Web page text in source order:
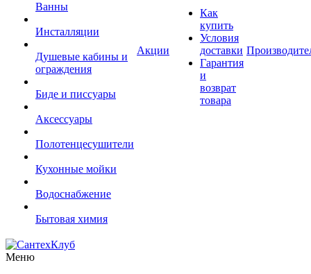
Ванны
Инсталляции
Душевые кабины и
ограждения
Биде и писсуары
Аксессуары
Полотенцесушители
Кухонные мойки
Водоснабжение
Бытовая химия
Акции
Как
купить
Условия
доставки
Гарантия
и
возврат
товара
Меню